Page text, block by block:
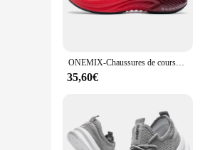
ONEMIX-Chaussures de course à lacets pour hommes et femmes, baskets de sport, d'athlétisme, d'extérieur
35,60€